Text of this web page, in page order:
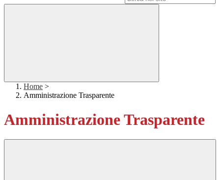
Home >
Amministrazione Trasparente
Amministrazione Trasparente